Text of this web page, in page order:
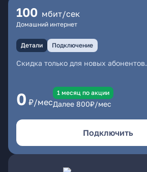
100 мбит/сек
Домашний интернет
Детали Подключение
Скидка только для новых абонентов.
0 ₽/мес
1 месяц по акции
Далее 800₽/мес
Подключить